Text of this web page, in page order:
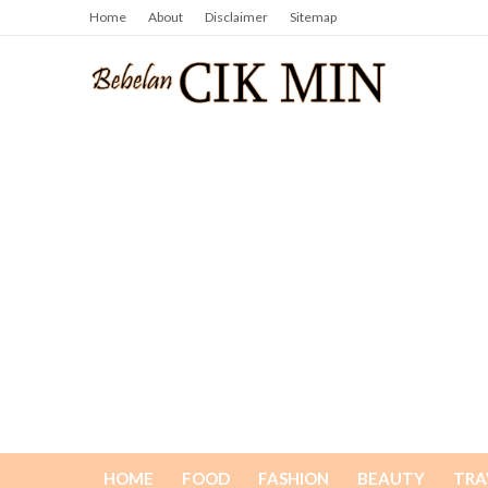
Home About Disclaimer Sitemap
HOME FOOD FASHION BEAUTY